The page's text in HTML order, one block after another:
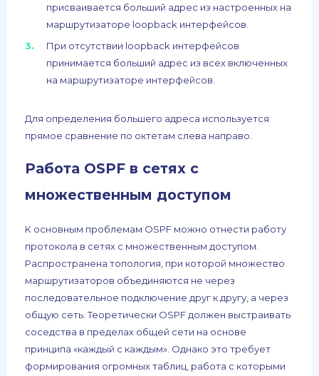
присваивается больший адрес из настроенных на
маршрутизаторе loopback интерфейсов.
При отсутствии loopback интерфейсов
принимается больший адрес из всех включенных
на маршрутизаторе интерфейсов.
Для определения большего адреса используется
прямое сравнение по октетам слева направо.
Работа OSPF в сетях с
множественным доступом
К основным проблемам OSPF можно отнести работу
протокола в сетях с множественным доступом.
Распространена топология, при которой множество
маршрутизаторов объединяются не через
последовательное подключение друг к другу, а через
общую сеть. Теоретически OSPF должен выстраивать
соседства в пределах общей сети на основе
принципа «каждый с каждым». Однако это требует
формирования огромных таблиц, работа с которыми